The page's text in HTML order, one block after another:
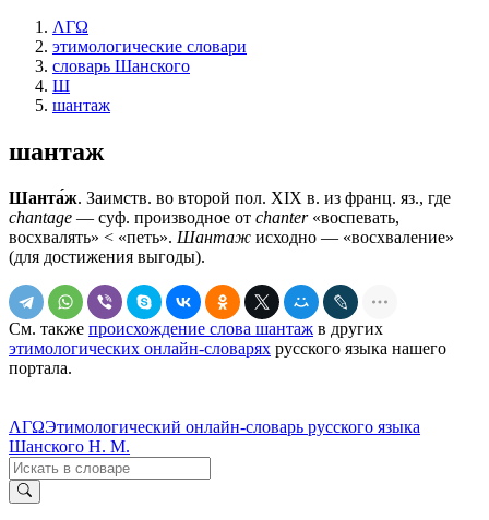
ΛΓΩ
этимологические словари
словарь Шанского
Ш
шантаж
шантаж
Шанта́ж. Заимств. во второй пол. XIX в. из франц. яз., где
chantage — суф. производное от chanter«воспевать,
вoсхвалять» < «петь». Шантаж исходно — «восхваление»
(для достижения выгоды).
См. также происхождение слова шантаж в других
этимологических онлайн-словарях русского языка нашего
портала.
ΛΓΩЭтимологический онлайн-словарь русского языка
Шанского Н. М.